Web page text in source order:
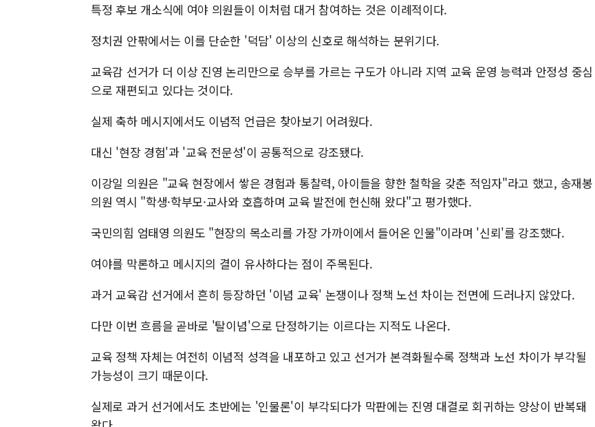
특정 후보 개소식에 여야 의원들이 이처럼 대거 참여하는 것은 이례적이다.
정치권 안팎에서는 이를 단순한 '덕담' 이상의 신호로 해석하는 분위기다.
교육감 선거가 더 이상 진영 논리만으로 승부를 가르는 구도가 아니라 지역 교육 운영 능력과 안정성 중심
으로 재편되고 있다는 것이다.
실제 축하 메시지에서도 이념적 언급은 찾아보기 어려웠다.
대신 '현장 경험'과 '교육 전문성'이 공통적으로 강조됐다.
이강일 의원은 "교육 현장에서 쌓은 경험과 통찰력, 아이들을 향한 철학을 갖춘 적임자"라고 했고, 송재봉
의원 역시 "학생·학부모·교사와 호흡하며 교육 발전에 헌신해 왔다"고 평가했다.
국민의힘 엄태영 의원도 "현장의 목소리를 가장 가까이에서 들어온 인물"이라며 '신뢰'를 강조했다.
여야를 막론하고 메시지의 결이 유사하다는 점이 주목된다.
과거 교육감 선거에서 흔히 등장하던 '이념 교육' 논쟁이나 정책 노선 차이는 전면에 드러나지 않았다.
다만 이번 흐름을 곧바로 '탈이념'으로 단정하기는 이르다는 지적도 나온다.
교육 정책 자체는 여전히 이념적 성격을 내포하고 있고 선거가 본격화될수록 정책과 노선 차이가 부각될
가능성이 크기 때문이다.
실제로 과거 선거에서도 초반에는 '인물론'이 부각되다가 막판에는 진영 대결로 회귀하는 양상이 반복돼